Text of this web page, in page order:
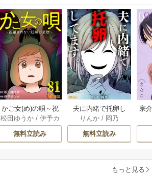
かご女(め)の唄～祝
福されない妊婦の
哀歌～ 80-81巻
松田ゆうか/ 伊予カ
ンナ
無料立読み
夫に内緒で托卵し
てます。 10巻
りんか / 岡乃
無料立読み
宗
もっと見る